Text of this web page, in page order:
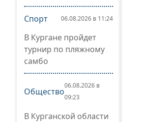
Спорт 06.08.2026 в 11:24
В Кургане пройдет
турнир по пляжному
самбо
Общество
06.08.2026 в
09:23
В Курганской области